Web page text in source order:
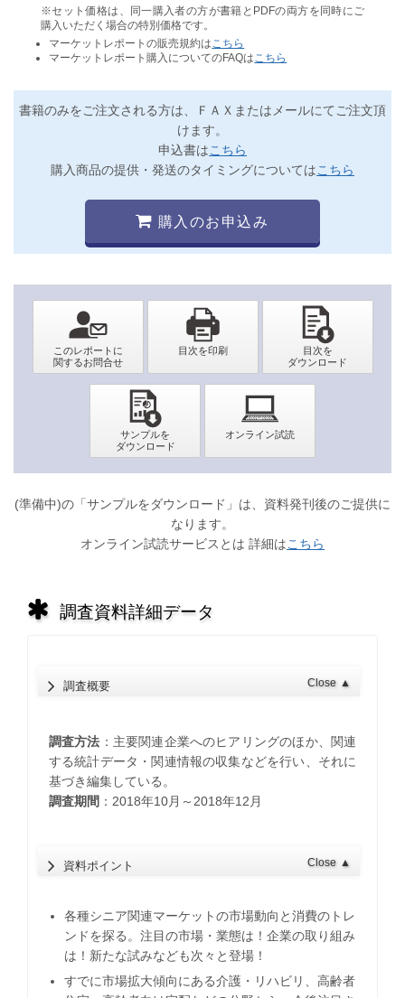
※セット価格は、同一購入者の方が書籍とPDFの両方を同時にご
購入いただく場合の特別価格です。
マーケットレポートの販売規約は こちら
マーケットレポート購入についてのFAQは こちら
書籍のみをご注文される方は、ＦＡＸまたはメールにてご注文頂
けます。
申込書はこちら
購入商品の提供・発送のタイミングについてはこちら
購入のお申込み
(準備中)の「サンプルをダウンロード」は、資料発刊後のご提供に
なります。
オンライン試読サービスとは 詳細はこちら
調査資料詳細データ
調査概要 Close ▲
調査方法 ：主要関連企業へのヒアリングのほか、関連
する統計データ・関連情報の収集などを行い、それに
基づき編集している。
調査期間 ：2018年10月～2018年12月
資料ポイント Close ▲
各種シニア関連マーケットの市場動向と消費のトレ
ンドを探る。注目の市場・業態は！企業の取り組み
は！新たな試みなども次々と登場！
すでに市場拡大傾向にある介護・リハビリ、高齢者